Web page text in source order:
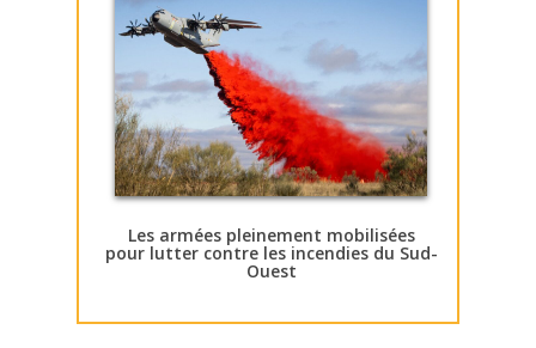
Les armées pleinement mobilisées
pour lutter contre les incendies du Sud-
Ouest